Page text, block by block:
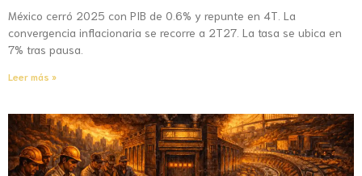
México cerró 2025 con PIB de 0.6% y repunte en 4T. La
convergencia inflacionaria se recorre a 2T27. La tasa se ubica en
7% tras pausa.
Leer más »